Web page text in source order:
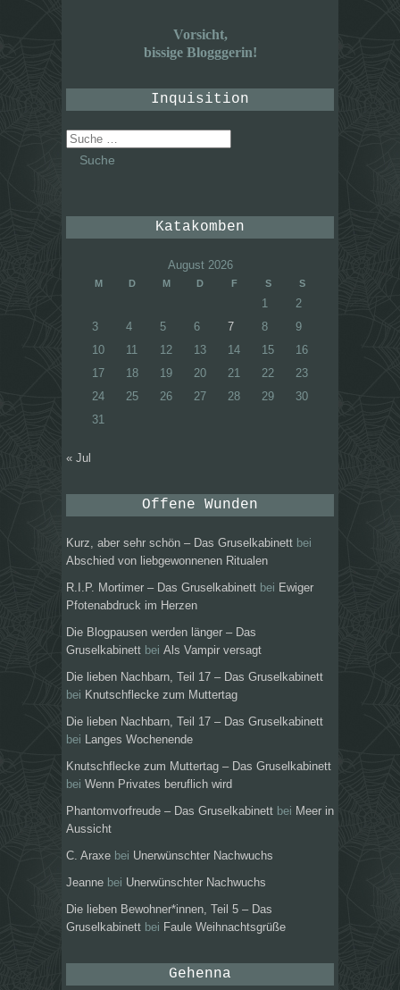
Vorsicht,
bissige Blogggerin!
Inquisition
Suche
nach:
Katakomben
August 2026
M D M D F S S
1
2
3
4 5 6 7 8
9
10
11 12 13 14 15
16
17
18 19 20 21 22
23
24
25 26 27 28 29
30
31
« Jul
Offene Wunden
Kurz, aber sehr schön – Das Gruselkabinett bei
Abschied von liebgewonnenen Ritualen
R.I.P. Mortimer – Das Gruselkabinett bei Ewiger
Pfotenabdruck im Herzen
Die Blogpausen werden länger – Das
Gruselkabinett bei Als Vampir versagt
Die lieben Nachbarn, Teil 17 – Das Gruselkabinett
bei Knutschflecke zum Muttertag
Die lieben Nachbarn, Teil 17 – Das Gruselkabinett
bei
Langes Wochenende
Knutschflecke zum Muttertag – Das Gruselkabinett
bei Wenn Privates beruflich wird
Phantomvorfreude – Das Gruselkabinett bei Meer in
Aussicht
C. Araxe bei Unerwünschter Nachwuchs
Jeanne bei Unerwünschter Nachwuchs
Die lieben Bewohner*innen, Teil 5 – Das
Gruselkabinett bei Faule Weihnachtsgrüße
Gehenna